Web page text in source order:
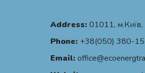
Address: 01011, м.Київ,
Phone: +38(050) 380-
Email: